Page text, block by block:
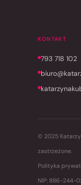
KONTAKT
793 718 102
© 2025
zastrzeżone.
Polityka
NIP: 886-244-